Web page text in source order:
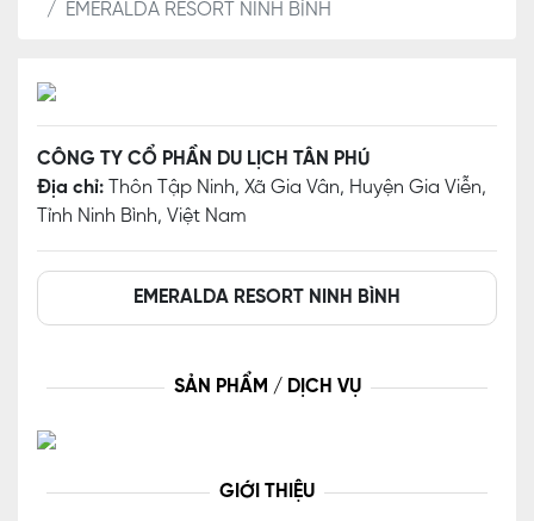
EMERALDA RESORT NINH BÌNH
CÔNG TY CỔ PHẦN DU LỊCH TÂN PHÚ
Địa chỉ: Thôn Tập Ninh, Xã Gia Vân, Huyện Gia Viễn,
Tỉnh Ninh Bình, Việt Nam
EMERALDA RESORT NINH BÌNH
SẢN PHẨM / DỊCH VỤ
GIỚI THIỆU